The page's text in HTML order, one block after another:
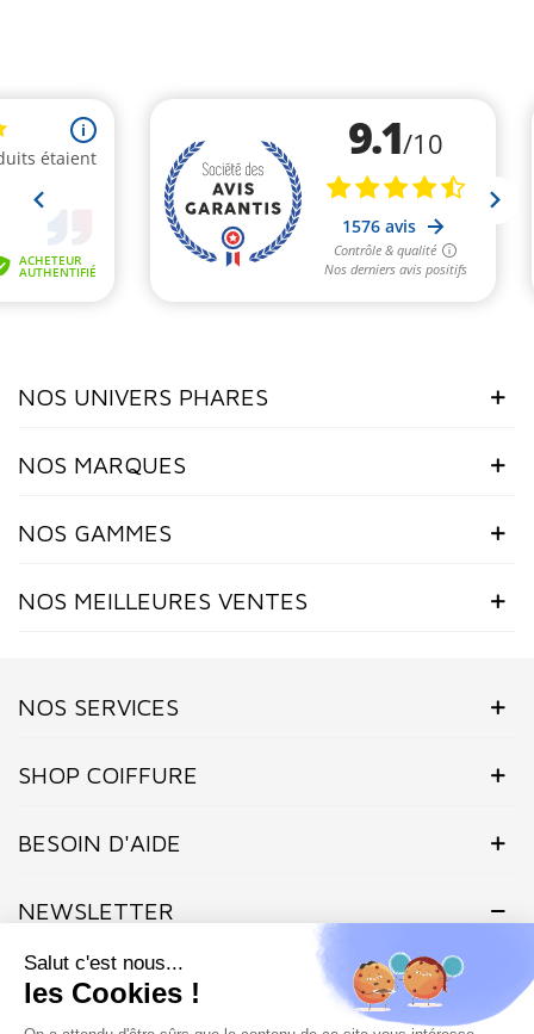
NOS UNIVERS PHARES
NOS MARQUES
NOS GAMMES
NOS MEILLEURES VENTES
NOS SERVICES
SHOP COIFFURE
BESOIN D'AIDE
NEWSLETTER
Inscrivez-vous dès maintenant à notre Newsletter et recevez en
exclusivité nos offres flashs, promotions et actualités.